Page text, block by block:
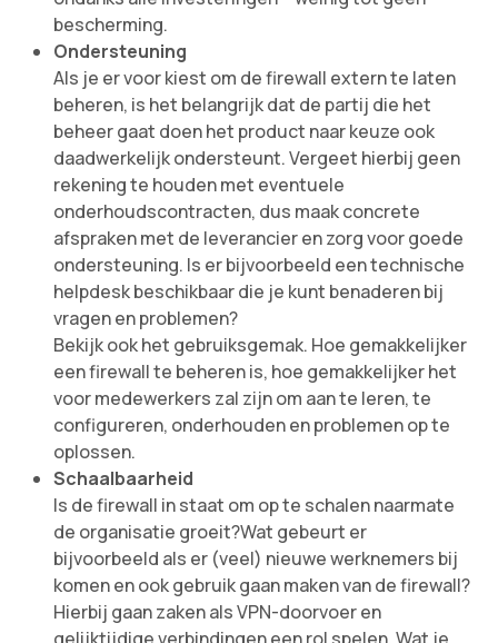
bescherming.
Ondersteuning
Als je er voor kiest om de firewall extern te laten
beheren, is het belangrijk dat de partij die het
beheer gaat doen het product naar keuze ook
daadwerkelijk ondersteunt. Vergeet hierbij geen
rekening te houden met eventuele
onderhoudscontracten, dus maak concrete
afspraken met de leverancier en zorg voor goede
ondersteuning. Is er bijvoorbeeld een technische
helpdesk beschikbaar die je kunt benaderen bij
vragen en problemen?
Bekijk ook het gebruiksgemak. Hoe gemakkelijker
een firewall te beheren is, hoe gemakkelijker het
voor medewerkers zal zijn om aan te leren, te
configureren, onderhouden en problemen op te
oplossen.
Schaalbaarheid
Is de firewall in staat om op te schalen naarmate
de organisatie groeit?Wat gebeurt er
bijvoorbeeld als er (veel) nieuwe werknemers bij
komen en ook gebruik gaan maken van de firewall?
Hierbij gaan zaken als VPN-doorvoer en